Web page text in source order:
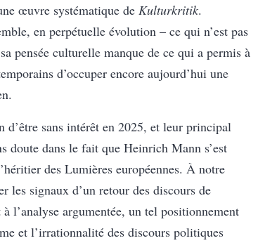
œuvre systématique de Kulturkritik.
en perpétuelle évolution – ce qui n’est pas
pensée culturelle manque de ce qui a permis à
d’occuper encore aujourd’hui une
d’être sans intérêt en 2025, et leur principal
doute dans le fait que Heinrich Mann s’est
des Lumières européennes. À notre
les signaux d’un retour des discours de
l’analyse argumentée, un tel positionnement
et l’irrationnalité des discours politiques